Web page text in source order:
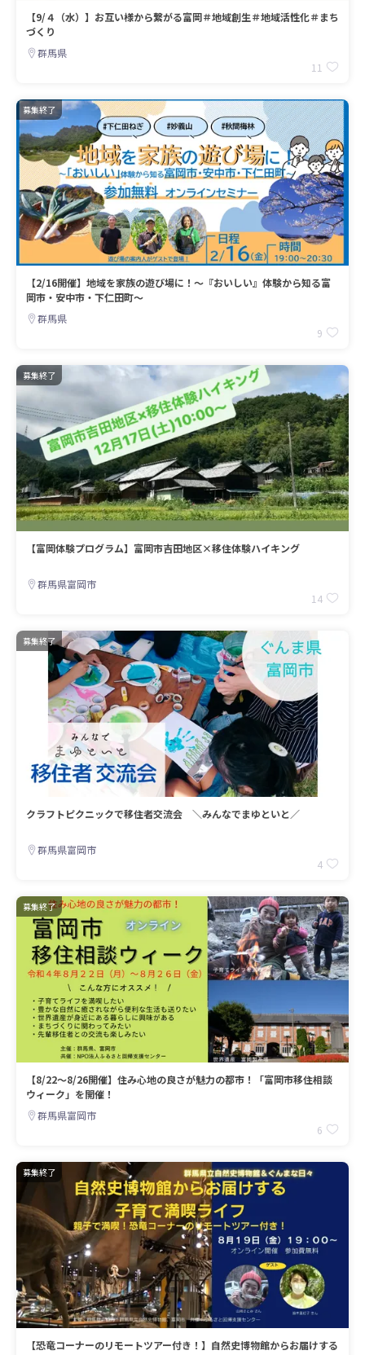
【9/４（水）】お互い様から繋がる富岡＃地域創生＃地域活性化＃まち
づくり
群馬県
11
募集終了
【2/16開催】地域を家族の遊び場に！～『おいしい』体験から知る富
岡市・安中市・下仁田町～
群馬県
9
募集終了
【富岡体験プログラム】富岡市吉田地区×移住体験ハイキング
群馬県富岡市
14
募集終了
クラフトピクニックで移住者交流会 ＼みんなでまゆといと／
群馬県富岡市
4
募集終了
【8/22～8/26開催】住み心地の良さが魅力の都市！「富岡市移住相談
ウィーク」を開催！
群馬県富岡市
6
募集終了
【恐竜コーナーのリモートツアー付き！】自然史博物館からお届けする